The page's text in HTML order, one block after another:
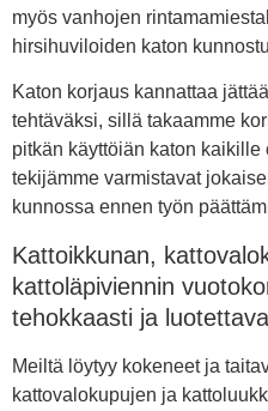
myös vanhojen
hirsihuviloiden katon
Katon korjaus kannattaa
tehtäväksi, sillä takaamme
pitkän käyttöiän katon kaikille
tekijämme varmistavat
kunnossa ennen työn
Kattoikkunan,
kattoläpiviennin
tehokkaasti ja
Meiltä löytyy kokeneet ja
kattovalokupujen ja